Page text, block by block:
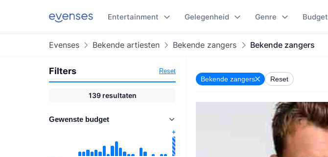
Entertainment Gelegenheid Genre Budget
Evenses Bekende artiesten Bekende zangers Bekende zangers
Filters Reset
139 resultaten
Gewenste budget
Bekende zangers Reset